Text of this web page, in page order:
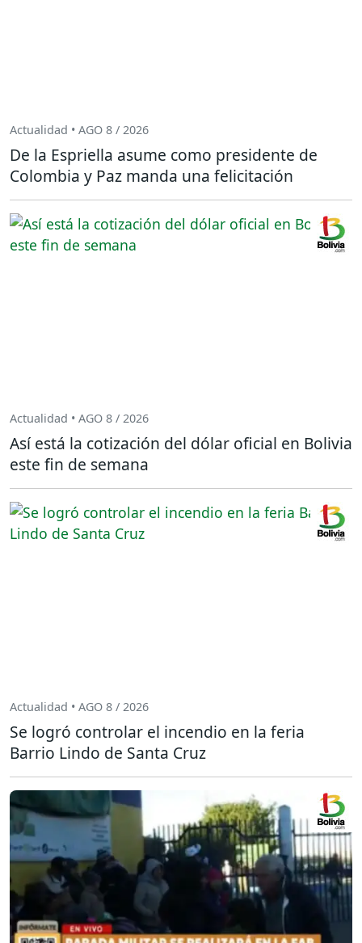
Actualidad • AGO 8 / 2026
De la Espriella asume como presidente de
Colombia y Paz manda una felicitación
Actualidad • AGO 8 / 2026
Así está la cotización del dólar oficial en Bolivia
este fin de semana
Actualidad • AGO 8 / 2026
Se logró controlar el incendio en la feria
Barrio Lindo de Santa Cruz